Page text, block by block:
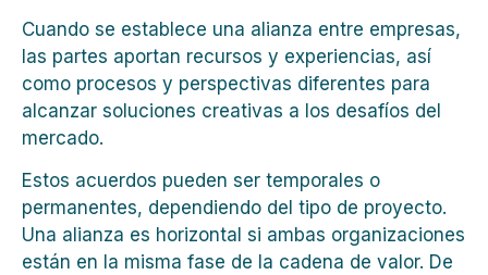
Cuando se establece una alianza entre empresas,
las partes aportan recursos y experiencias, así
como procesos y perspectivas diferentes para
alcanzar soluciones creativas a los desafíos del
mercado.
Estos acuerdos pueden ser temporales o
permanentes, dependiendo del tipo de proyecto.
Una alianza es horizontal si ambas organizaciones
están en la misma fase de la cadena de valor. De